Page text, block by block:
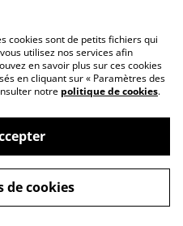
professionnels
powered by
cookies sont de petits fichiers qui
utilisez nos services afin
en savoir plus sur ces cookies
en cliquant sur « Paramètres des
notre politique de cookies.
de cookies